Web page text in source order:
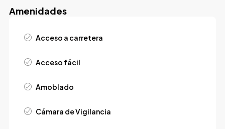
Amenidades
Acceso a carretera
Acceso fácil
Amoblado
Cámara de Vigilancia